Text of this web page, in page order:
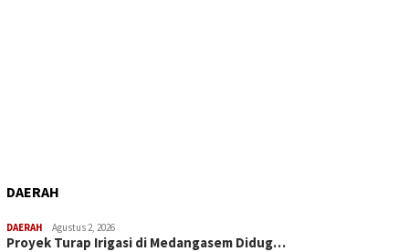
DAERAH
DAERAH Agustus 2, 2026
Proyek Turap Irigasi di Medangasem Didug…